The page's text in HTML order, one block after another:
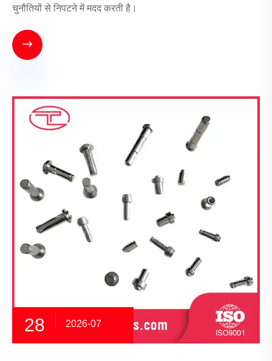
चुनौतियों से निपटने में मदद करती है।

28 2026-07